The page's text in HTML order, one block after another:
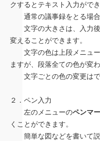
クするとテキスト入力ができ
通常の議事録をとる場合
文字の大きさは、入力後
変えることができます。
文字の色は上段メニュ
ますが、段落全ての色が変わ
文字ごとの色の変更はで
２．ペン入力
左のメニューのペンマ
くことができます。
簡単な図などを書いて説